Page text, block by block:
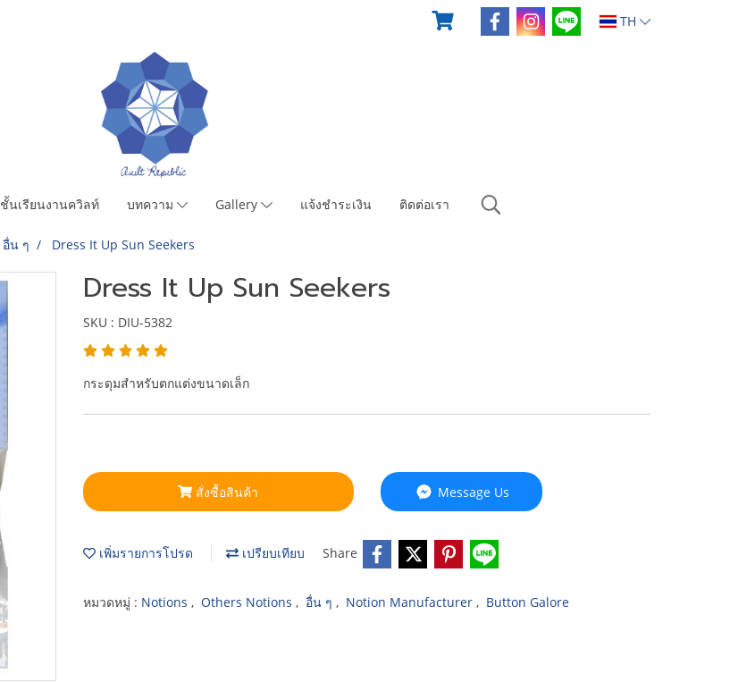
TH
ชั้นเรียนงานควิลท์ บทความ Gallery แจ้งชำระเงิน ติดต่อเรา
อื่น ๆ Dress It Up Sun Seekers
Dress It Up Sun Seekers
SKU : DIU-5382
กระดุมสำหรับตกแต่งขนาดเล็ก
สั่งซื้อสินค้า Message Us
เพิ่มรายการโปรด เปรียบเทียบ Share
หมวดหมู่ : Notions , Others Notions , อื่น ๆ , Notion Manufacturer , Button Galore